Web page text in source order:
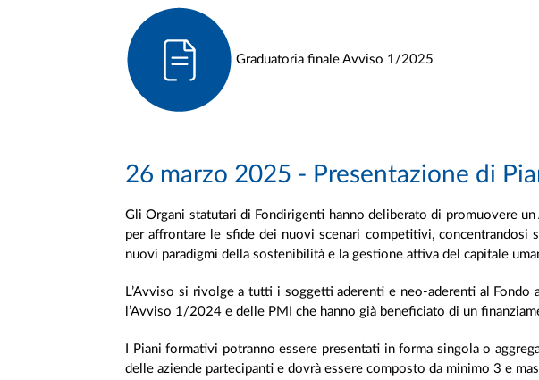
Graduatoria finale Avviso 1/2025
26 marzo 2025 - Presentazione di
Gli Organi statutari di Fondirigenti hanno deliberato di promuovere
per affrontare le sfide dei nuovi scenari competitivi, concentrandosi
nuovi paradigmi della sostenibilità e la gestione attiva del capitale
L’Avviso si rivolge a tutti i soggetti aderenti e neo-aderenti al
l’Avviso 1/2024 e delle PMI che hanno già beneficiato di un
I Piani formativi potranno essere presentati in forma singola o
delle aziende partecipanti e dovrà essere composto da minimo 3 e